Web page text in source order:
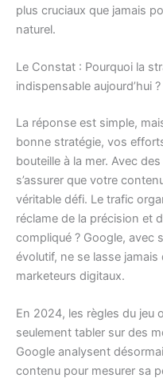
plus cruciaux que jamais
naturel.
Le Constat : Pourquoi la
indispensable aujourd’hui ?
La réponse est simple,
bonne stratégie, vos
bouteille à la mer. Avec
s’assurer que votre
véritable défi. Le trafic
réclame de la précision et
compliqué ? Google, avec
évolutif, ne se lasse
marketeurs digitaux.
En 2024, les règles du jeu
seulement tabler sur des
Google analysent
contenu pour mesurer sa